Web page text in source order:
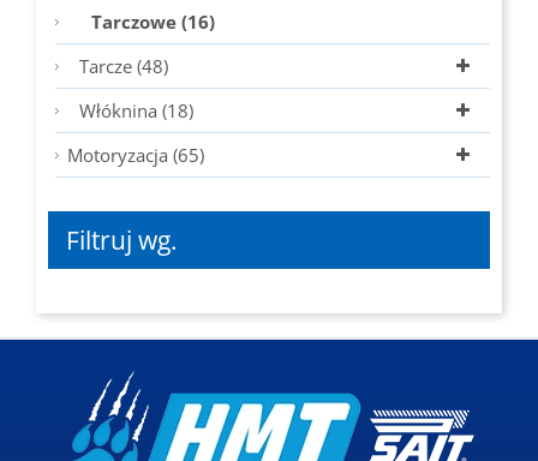
Tarczowe (16)
Tarcze (48)
Włóknina (18)
Motoryzacja (65)
Filtruj wg.